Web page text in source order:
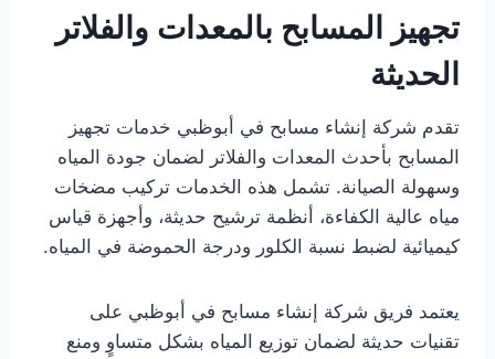
تجهيز المسابح بالمعدات والفلاتر
الحديثة
تقدم شركة إنشاء مسابح في أبوظبي خدمات تجهيز
المسابح بأحدث المعدات والفلاتر لضمان جودة المياه
وسهولة الصيانة. تشمل هذه الخدمات تركيب مضخات
مياه عالية الكفاءة، أنظمة ترشيح حديثة، وأجهزة قياس
كيميائية لضبط نسبة الكلور ودرجة الحموضة في المياه.
يعتمد فريق شركة إنشاء مسابح في أبوظبي على
تقنيات حديثة لضمان توزيع المياه بشكل متساوٍ ومنع